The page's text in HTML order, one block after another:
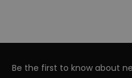
Be the first to know about